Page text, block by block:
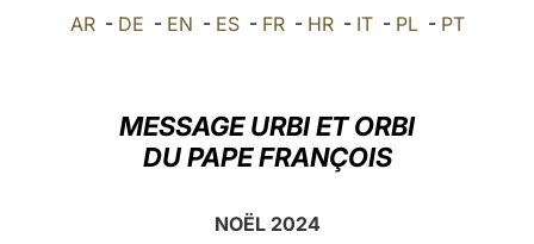
العربيّة
LATINE
AR- DE - EN - ES- FR- HR- IT- PL- PT
MESSAGE URBI ET ORBI
DU PAPE FRANÇOIS
NOËL 2024